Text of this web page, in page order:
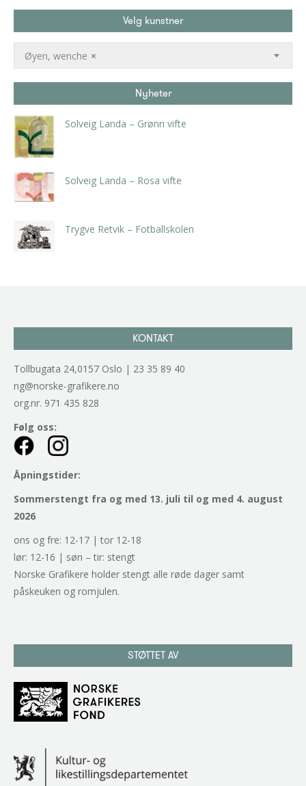
Velg kunstner
×
Øyen, wenche
Nyheter
Solveig Landa – Grønn vifte
Solveig Landa – Rosa vifte
Trygve Retvik – Fotballskolen
KONTAKT
Tollbugata 24,0157 Oslo | 23 35 89 40
ng@norske-grafikere.no
org.nr. 971 435 828
Følg oss:
Åpningstider:
Sommerstengt fra og med 13. juli til og med 4. august
2026
ons og fre: 12-17 | tor 12-18
lør: 12-16 | søn – tir: stengt
Norske Grafikere holder stengt alle røde dager samt
påskeuken og romjulen.
STØTTET AV